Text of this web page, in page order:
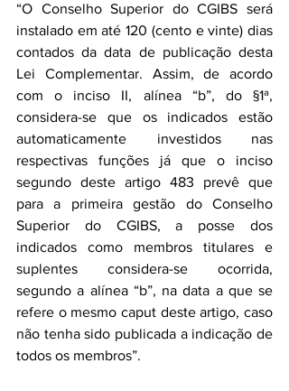
“O Conselho Superior do CGIBS será
instalado em até 120 (cento e vinte) dias
contados da data de publicação desta
Lei Complementar. Assim, de acordo
com o inciso II, alínea “b”, do §1ª,
considera-se que os indicados estão
automaticamente investidos nas
respectivas funções já que o inciso
segundo deste artigo 483 prevê que
para a primeira gestão do Conselho
Superior do CGIBS, a posse dos
indicados como membros titulares e
suplentes considera-se ocorrida,
segundo a alínea “b”, na data a que se
refere o mesmo caput deste artigo, caso
não tenha sido publicada a indicação de
todos os membros”.